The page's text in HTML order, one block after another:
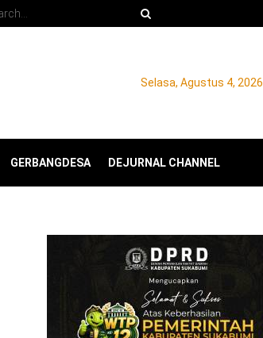
Selasa, Agustus 4, 2026
GERBANGDESA DEJURNAL CHANNEL